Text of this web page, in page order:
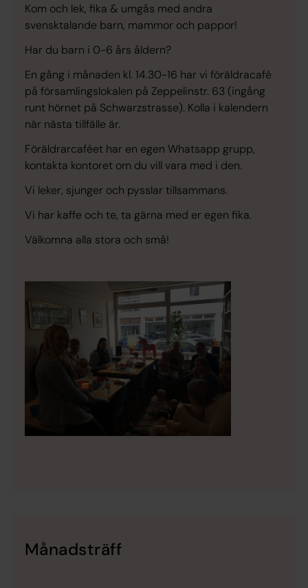
Kom och lek, fika & umgås med andra
svensktalande barn, mammor och pappor!
Har du barn i 0-6 års åldern?
En gång i månaden kl. 14.30-16 har vi föräldracafé
på församlingslokalen på Zeppelinstr. 63 (ingång
runt hörnet på Schwarzstrasse). Kolla i kalendern
när nästa tillfälle är.
Föräldrarcaféet har en egen Whatsapp grupp,
kontakta kontoret om du vill vara med i den.
Vi leker, sjunger och pysslar tillsammans.
Vi har kaffe och te, ta gärna med er egen fika.
Välkomna alla stora och små!
Månadsträff